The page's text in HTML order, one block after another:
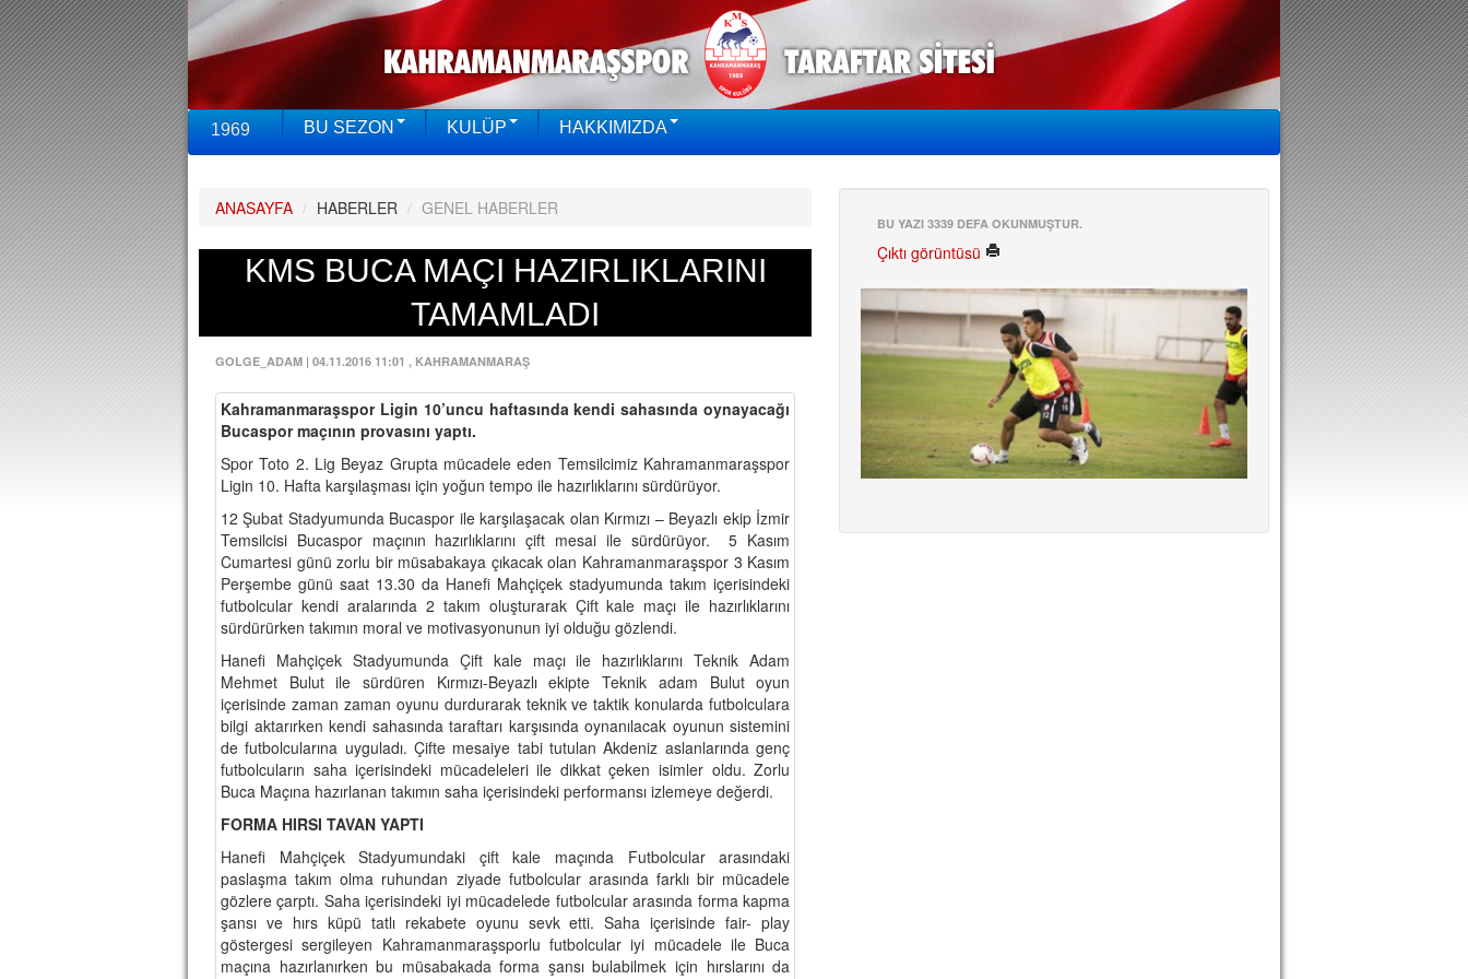
1969 BU SEZON KULÜP HAKKIMIZDA
ANASAYFA / HABERLER / GENEL HABERLER
KMS BUCA MAÇI HAZIRLIKLARINI
TAMAMLADI
GOLGE_ADAM | 04.11.2016 11:01 , KAHRAMANMARAŞ
Kahramanmaraşspor Ligin 10’uncu haftasında kendi sahasında oynayacağı
Bucaspor maçının provasını yaptı.
Spor Toto 2. Lig Beyaz Grupta mücadele eden Temsilcimiz Kahramanmaraşspor
Ligin 10. Hafta karşılaşması için yoğun tempo ile hazırlıklarını sürdürüyor.
12 Şubat Stadyumunda Bucaspor ile karşılaşacak olan Kırmızı – Beyazlı ekip İzmir
Temsilcisi Bucaspor maçının hazırlıklarını çift mesai ile sürdürüyor. 5 Kasım
Cumartesi günü zorlu bir müsabakaya çıkacak olan Kahramanmaraşspor 3 Kasım
Perşembe günü saat 13.30 da Hanefi Mahçiçek stadyumunda takım içerisindeki
futbolcular kendi aralarında 2 takım oluşturarak Çift kale maçı ile hazırlıklarını
sürdürürken takımın moral ve motivasyonunun iyi olduğu gözlendi.
Hanefi Mahçiçek Stadyumunda Çift kale maçı ile hazırlıklarını Teknik Adam
Mehmet Bulut ile sürdüren Kırmızı-Beyazlı ekipte Teknik adam Bulut oyun
içerisinde zaman zaman oyunu durdurarak teknik ve taktik konularda futbolculara
bilgi aktarırken kendi sahasında taraftarı karşısında oynanılacak oyunun sistemini
de futbolcularına uyguladı. Çifte mesaiye tabi tutulan Akdeniz aslanlarında genç
futbolcuların saha içerisindeki mücadeleleri ile dikkat çeken isimler oldu. Zorlu
Buca Maçına hazırlanan takımın saha içerisindeki performansı izlemeye değerdi.
FORMA HIRSI TAVAN YAPTI
Hanefi Mahçiçek Stadyumundaki çift kale maçında Futbolcular arasındaki
paslaşma takım olma ruhundan ziyade futbolcular arasında farklı bir mücadele
gözlere çarptı. Saha içerisindeki iyi mücadelede futbolcular arasında forma kapma
şansı ve hırs küpü tatlı rekabete oyunu sevk etti. Saha içerisinde fair- play
göstergesi sergileyen Kahramanmaraşsporlu futbolcular iyi mücadele ile Buca
maçına hazırlanırken bu müsabakada forma şansı bulabilmek için hırslarını da
BU YAZI 3339 DEFA OKUNMUŞTUR.
Çıktı görüntüsü